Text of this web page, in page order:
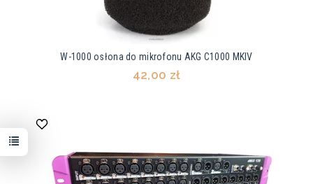
W-1000 osłona do mikrofonu AKG C1000 MKIV
42,00 zł